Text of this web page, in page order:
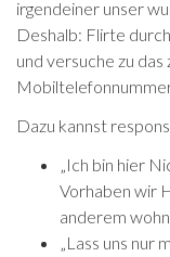
irgendeiner unser
Deshalb: Flirte
und versuche zu
Dazu kannst
„Ich bin hier
Vorhaben wir
anderem
„Lass uns nur